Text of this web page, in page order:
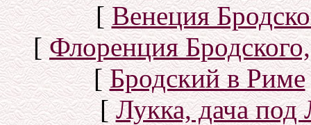
[Венеция
[Флоренция
[Бродский в Риме
[Лукка, дача под